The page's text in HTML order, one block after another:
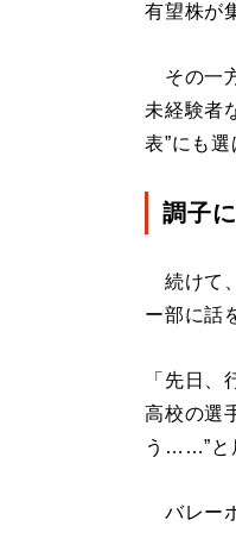
有望株が
その一
未経験者
表”にも選
調子
続けて
ー部に話
「先日
高校の選
う……”と
バレー